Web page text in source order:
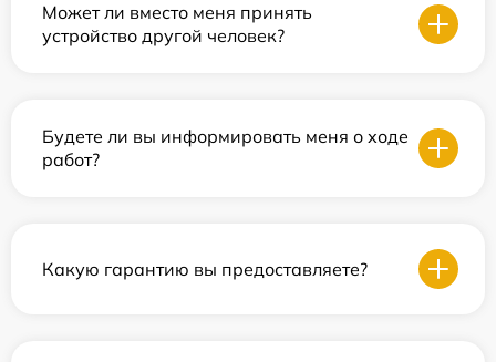
Может ли вместо меня принять
устройство другой человек?
Будете ли вы информировать меня о ходе
работ?
Какую гарантию вы предоставляете?